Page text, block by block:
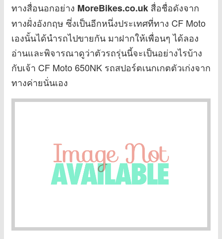
ทางสื่อนอกอย่าง MoreBikes.co.uk สื่อชื่อดังจาก
ทางฝั่งอังกฤษ ซึ่งเป็นอีกหนึ่งประเทศที่ทาง CF Moto
เองนั้นได้นำรถไปขายกัน มาฝากให้เพื่อนๆ ได้ลอง
อ่านและพิจารณาดูว่าตัวรถรุ่นนี้จะเป็นอย่างไรบ้าง
กับเจ้า CF Moto 650NK รถสปอร์ตเนกเกตตัวเก่งจาก
ทางค่ายนั่นเอง